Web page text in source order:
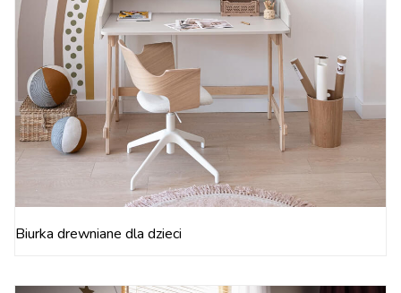
Biurka drewniane dla dzieci